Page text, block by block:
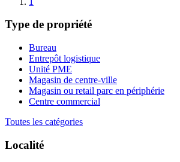
Type de propriété
Bureau
Entrepôt logistique
Unité PME
Magasin de centre-ville
Magasin ou retail parc en périphérie
Centre commercial
Toutes les catégories
Localité